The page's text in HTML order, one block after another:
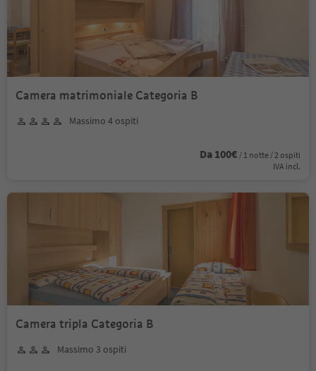
Camera matrimoniale Categoria B
Massimo 4 ospiti
Da 100€ / 1 notte / 2 ospiti
IVA incl.
Camera tripla Categoria B
Massimo 3 ospiti